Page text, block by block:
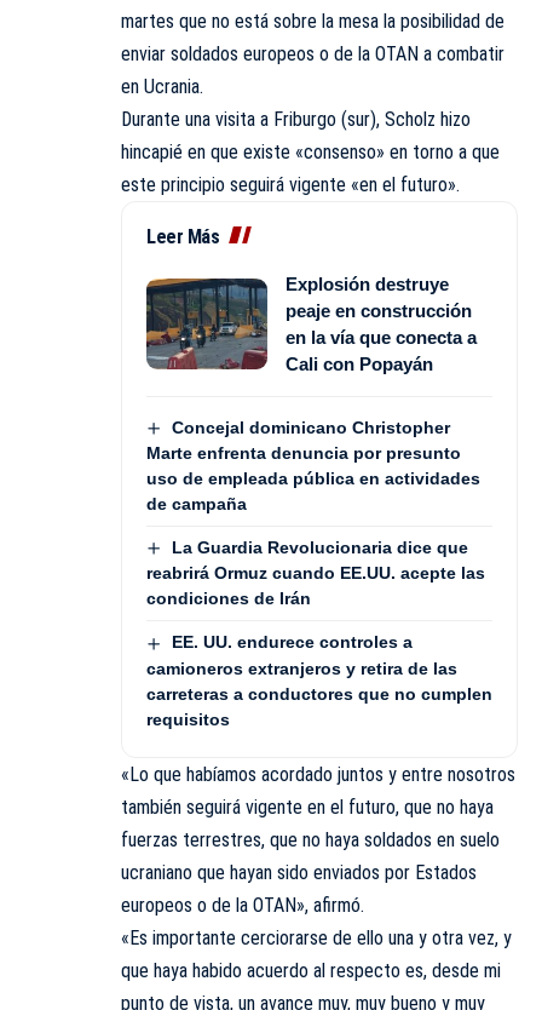
martes que no está sobre la mesa la posibilidad de
enviar soldados europeos o de la OTAN a combatir
en Ucrania.
Durante una visita a Friburgo (sur), Scholz hizo
hincapié en que existe «consenso» en torno a que
este principio seguirá vigente «en el futuro».
Leer Más
Explosión destruye
peaje en construcción
en la vía que conecta a
Cali con Popayán
Concejal dominicano Christopher
Marte enfrenta denuncia por presunto
uso de empleada pública en actividades
de campaña
La Guardia Revolucionaria dice que
reabrirá Ormuz cuando EE.UU. acepte las
condiciones de Irán
EE. UU. endurece controles a
camioneros extranjeros y retira de las
carreteras a conductores que no cumplen
requisitos
«Lo que habíamos acordado juntos y entre nosotros
también seguirá vigente en el futuro, que no haya
fuerzas terrestres, que no haya soldados en suelo
ucraniano que hayan sido enviados por Estados
europeos o de la OTAN», afirmó.
«Es importante cerciorarse de ello una y otra vez, y
que haya habido acuerdo al respecto es, desde mi
punto de vista, un avance muy, muy bueno y muy